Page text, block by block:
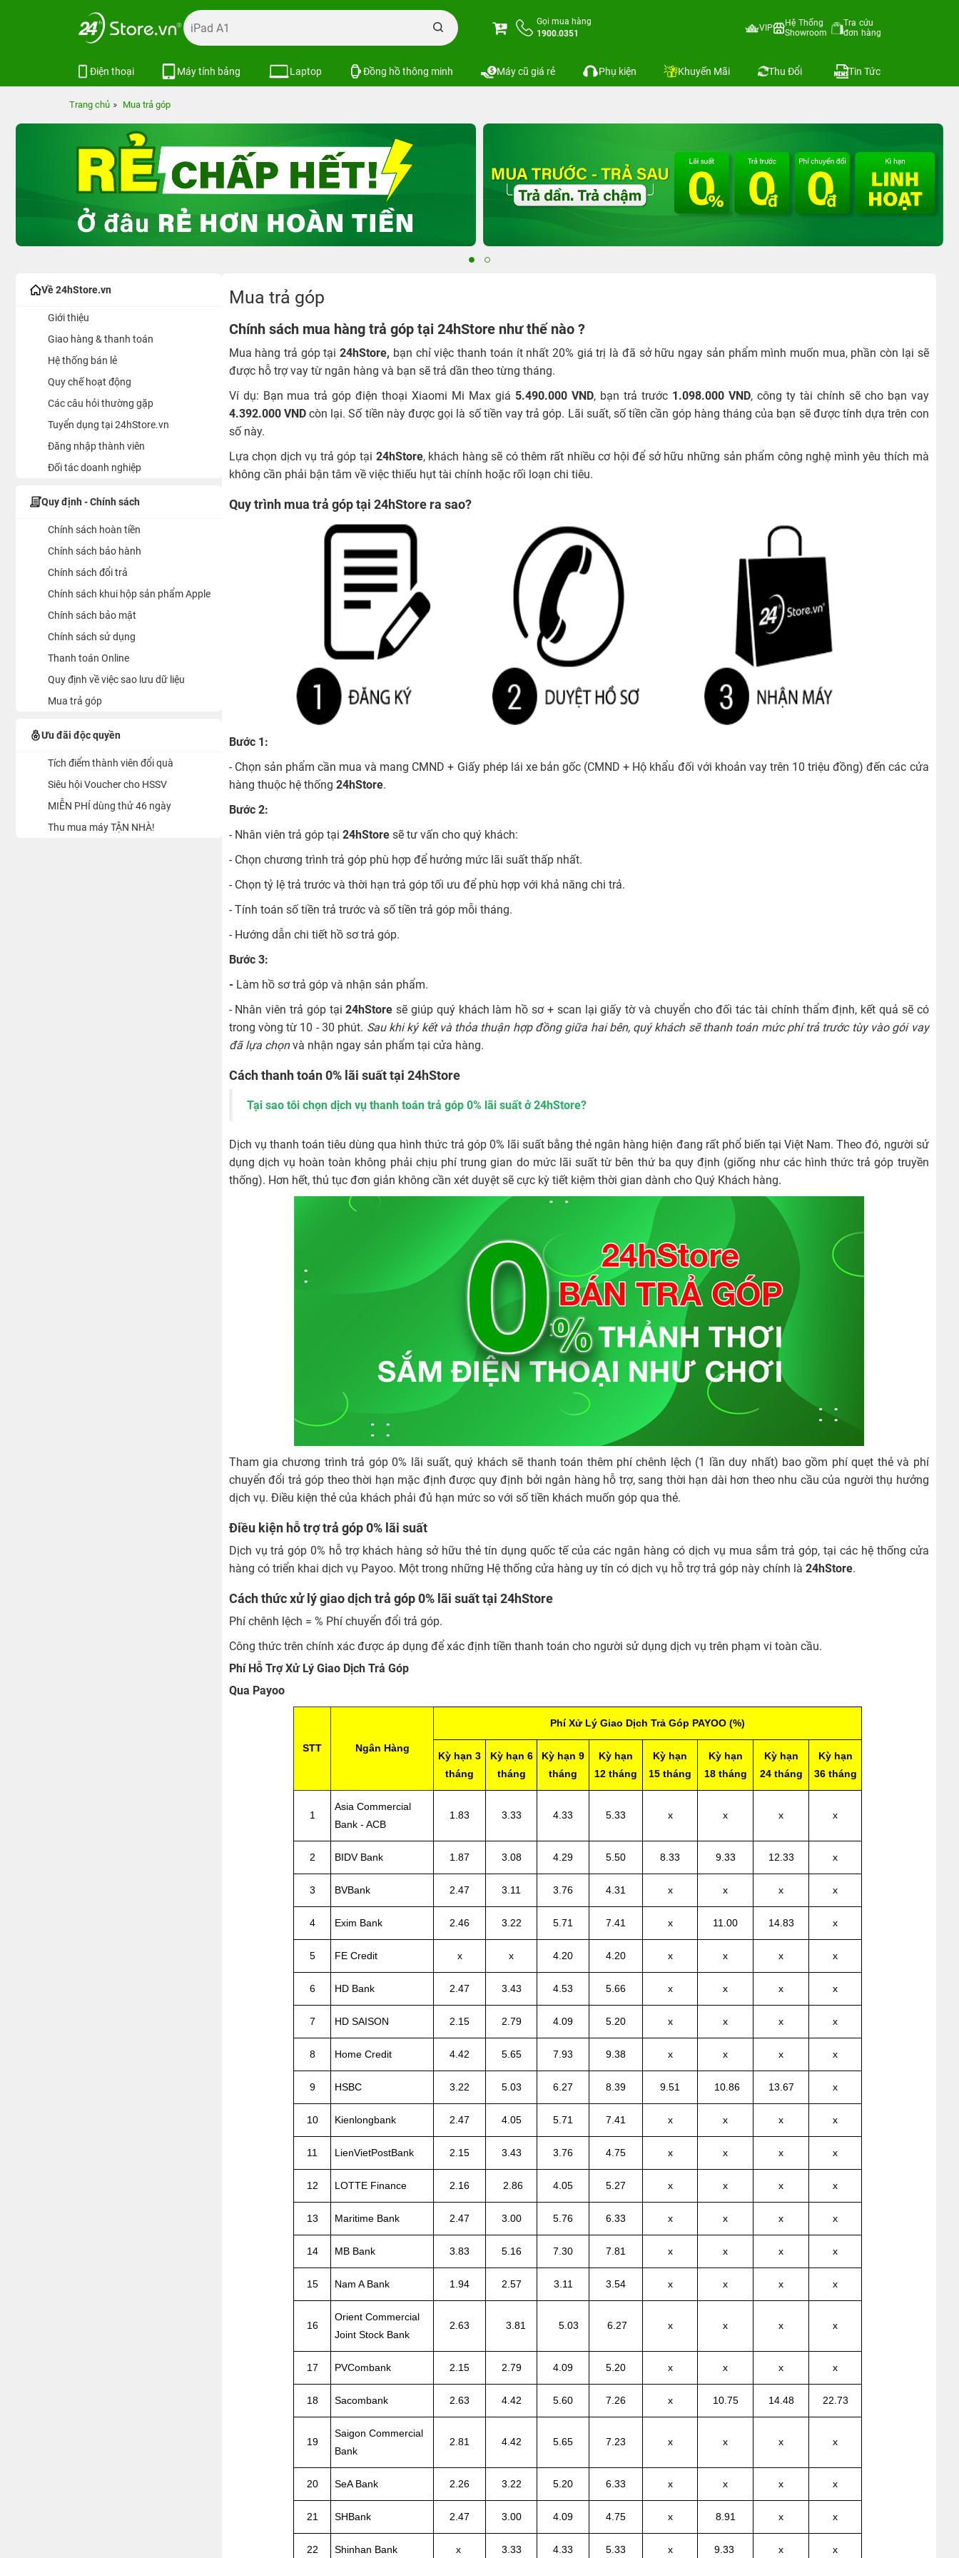
Gọi mua hàng
1900.0351
VIP
Hệ Thống
Showroom
Tra cứu
đơn hàng
Điện thoại Máy tính bảng Laptop Đồng hồ thông minh Máy cũ giá rẻ Phụ kiện Khuyến Mãi Thu Đổi Tin Tức
Trang chủ Mua trả góp
Về 24hStore.vn
Giới thiệu
Giao hàng & thanh toán
Hệ thống bán lẻ
Quy chế hoạt động
Các câu hỏi thường gặp
Tuyển dụng tại 24hStore.vn
Đăng nhập thành viên
Đối tác doanh nghiệp
Quy định - Chính sách
Chính sách hoàn tiền
Chính sách bảo hành
Chính sách đổi trả
Chính sách khui hộp sản phẩm Apple
Chính sách bảo mật
Chính sách sử dụng
Thanh toán Online
Quy định về việc sao lưu dữ liệu
Mua trả góp
Ưu đãi độc quyền
Tích điểm thành viên đổi quà
Siêu hội Voucher cho HSSV
MIỄN PHÍ dùng thử 46 ngày
Thu mua máy TẬN NHÀ!
Mua trả góp
Chính sách mua hàng trả góp tại 24hStore như thế nào ?
Mua hàng trả góp tại24hStore, bạn chỉ việc thanh toán ít nhất 20% giá trị là đã sở hữu ngay sản phẩm mình muốn mua, phần còn lại sẽ
được hỗ trợ vay từ ngân hàng và bạn sẽ trả dần theo từng tháng.
Ví dụ: Bạn mua trả góp điện thoại Xiaomi Mi Max giá 5.490.000 VND, bạn trả trước 1.098.000 VND, công ty tài chính sẽ cho bạn vay
4.392.000 VNDcòn lại. Số tiền này được gọi là số tiền vay trả góp. Lãi suất, số tiền cần góp hàng tháng của bạn sẽ được tính dựa trên con
số này.
Lựa chọn dịch vụ trả góp tại 24hStore, khách hàng sẽ có thêm rất nhiều cơ hội để sở hữu những sản phẩm công nghệ mình yêu thích mà
không cần phải bận tâm về việc thiếu hụt tài chính hoặc rối loạn chi tiêu.
Quy trình mua trả góp tại 24hStore ra sao?
Bước 1:
- Chọn sản phẩm cần mua và mang CMND + Giấy phép lái xe bản gốc (CMND + Hộ khẩu đối với khoản vay trên 10 triệu đồng) đến các cửa
hàng thuộc hệ thống 24hStore.
Bước 2:
- Nhân viên trả góp tại 24hStoresẽ tư vấn cho quý khách:
- Chọn chương trình trả góp phù hợp để hưởng mức lãi suất thấp nhất.
- Chọn tỷ lệ trả trước và thời hạn trả góp tối ưu để phù hợp với khả năng chi trả.
- Tính toán số tiền trả trước và số tiền trả góp mỗi tháng.
- Hướng dẫn chi tiết hồ sơ trả góp.
Bước 3:
-Làm hồ sơ trả góp và nhận sản phẩm.
- Nhân viên trả góp tại24hStore sẽ giúp quý khách làm hồ sơ + scan lại giấy tờ và chuyển cho đối tác tài chính thẩm định, kết quả sẽ có
trong vòng từ 10 - 30 phút. Sau khi ký kết và thỏa thuận hợp đồng giữa hai bên, quý khách sẽ thanh toán mức phí trả trước tùy vào gói vay
đã lựa chọnvà nhận ngay sản phẩm tại cửa hàng.
Cách thanh toán 0% lãi suất tại 24hStore
Tại sao tôi chọn dịch vụ thanh toán trả góp 0% lãi suất ở 24hStore?
Dịch vụ thanh toán tiêu dùng qua hình thức trả góp 0% lãi suất bằng thẻ ngân hàng hiện đang rất phổ biến tại Việt Nam. Theo đó, người sử
dụng dịch vụ hoàn toàn không phải chịu phí trung gian do mức lãi suất từ bên thứ ba quy định (giống như các hình thức trả góp truyền
thống). Hơn hết, thủ tục đơn giản không cần xét duyệt sẽ cực kỳ tiết kiệm thời gian dành cho Quý Khách hàng.
Tham gia chương trình trả góp 0% lãi suất, quý khách sẽ thanh toán thêm phí chênh lệch (1 lần duy nhất) bao gồm phí quẹt thẻ và phí
chuyển đổi trả góp theo thời hạn mặc định được quy định bởi ngân hàng hỗ trợ, sang thời hạn dài hơn theo nhu cầu của người thụ hưởng
dịch vụ. Điều kiện thẻ của khách phải đủ hạn mức so với số tiền khách muốn góp qua thẻ.
Điều kiện hỗ trợ trả góp 0% lãi suất
Dịch vụ trả góp 0% hỗ trợ khách hàng sở hữu thẻ tín dụng quốc tế của các ngân hàng có dịch vụ mua sắm trả góp, tại các hệ thống cửa
hàng có triển khai dịch vụ Payoo. Một trong những Hệ thống cửa hàng uy tín có dịch vụ hỗ trợ trả góp này chính là 24hStore.
Cách thức xử lý giao dịch trả góp 0% lãi suất tại 24hStore
Phí chênh lệch = % Phí chuyển đổi trả góp.
Công thức trên chính xác được áp dụng để xác định tiền thanh toán cho người sử dụng dịch vụ trên phạm vi toàn cầu.
Phí Hỗ Trợ Xử Lý Giao Dịch Trả Góp
Qua Payoo
STT Ngân Hàng
Phí Xử Lý Giao Dịch Trả Góp PAYOO (%)
Kỳ hạn 3
tháng
Kỳ hạn 6
tháng
Kỳ hạn 9
tháng
Kỳ hạn
12 tháng
Kỳ hạn
15 tháng
Kỳ hạn
18 tháng
Kỳ hạn
24 tháng
Kỳ hạn
36 tháng
1
Asia Commercial
Bank - ACB
1.83 3.33 4.33 5.33 x x x x
2 BIDV Bank 1.87 3.08 4.29 5.50 8.33 9.33 12.33 x
3 BVBank 2.47 3.11 3.76 4.31 x x x x
4 Exim Bank 2.46 3.22 5.71 7.41 x 11.00 14.83 x
5 FE Credit x x 4.20 4.20 x x x x
6 HD Bank 2.47 3.43 4.53 5.66 x x x x
7 HD SAISON 2.15 2.79 4.09 5.20 x x x x
8 Home Credit 4.42 5.65 7.93 9.38 x x x x
9 HSBC 3.22 5.03 6.27 8.39 9.51 10.86 13.67 x
10 Kienlongbank 2.47 4.05 5.71 7.41 x x x x
11 LienVietPostBank 2.15 3.43 3.76 4.75 x x x x
12 LOTTE Finance 2.16 2.86 4.05 5.27 x x x x
13 Maritime Bank 2.47 3.00 5.76 6.33 x x x x
14 MB Bank 3.83 5.16 7.30 7.81 x x x x
15 Nam A Bank 1.94 2.57 3.11 3.54 x x x x
16
Orient Commercial
Joint Stock Bank
2.63 3.81 5.03 6.27 x x x x
17 PVCombank 2.15 2.79 4.09 5.20 x x x x
18 Sacombank 2.63 4.42 5.60 7.26 x 10.75 14.48 22.73
19
Saigon Commercial
Bank
2.81 4.42 5.65 7.23 x x x x
20 SeA Bank 2.26 3.22 5.20 6.33 x x x x
21 SHBank 2.47 3.00 4.09 4.75 x 8.91 x x
22 Shinhan Bank x 3.33 4.33 5.33 x 9.33 x x